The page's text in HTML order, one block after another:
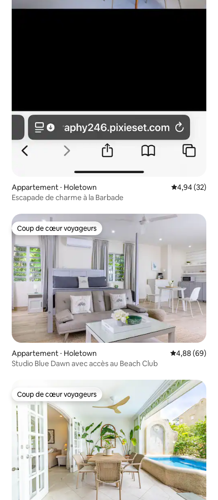
Appartement ⋅ Holetown Évaluation
4,94 (32)
Escapade de charme à la Barbade
Coup de cœur voyageurs
Coup de cœur voyageurs
Appartement ⋅ Holetown Évaluation
4,88 (69)
Studio Blue Dawn avec accès au Beach Club
Coup de cœur voyageurs
Coup de cœur voyageurs